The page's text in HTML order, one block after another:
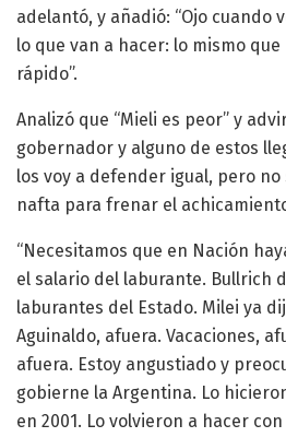
adelantó, y añadió: “Ojo cuando
lo que van a hacer: lo mismo
rápido”.
Analizó que “Mieli es peor” y
gobernador y alguno de estos
los voy a defender igual, pero no
nafta para frenar el
“Necesitamos que en Nación
el salario del laburante. Bullrich
laburantes del Estado. Milei ya
Aguinaldo, afuera. Vacaciones,
afuera. Estoy angustiado y
gobierne la Argentina. Lo
en 2001. Lo volvieron a hacer